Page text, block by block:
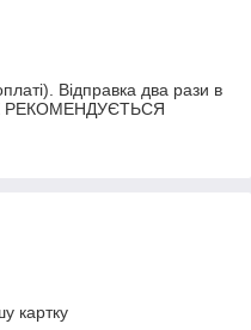
Відправка два рази в
РЕКОМЕНДУЄТЬСЯ
картку